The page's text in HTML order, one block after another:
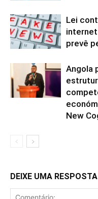
Lei
internet
prevê
Angola
New
DEIXE UMA RESPOSTA